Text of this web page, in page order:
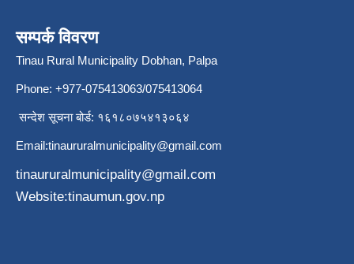
सम्पर्क विवरण
Tinau Rural Municipality Dobhan, Palpa
Phone: +977-075413063/075413064
सन्देश सूचना बोर्ड: १६१८०७५४१३०६४
Email:tinaururalmunicipality@gmail.com
tinaururalmunicipality@gmail.com
Website:tinaumun.gov.np